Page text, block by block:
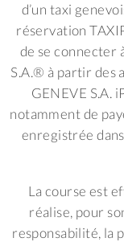
d’un taxi
réservation
de se connecter
S.A.® à partir des
GENEVE S.A.
notamment de
enregistrée
La course est
réalise, pour
responsabilité, la